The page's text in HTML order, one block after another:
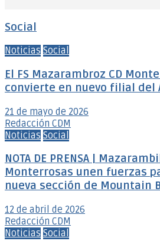
Social
Noticias Social
El FS Mazarambroz CD
convierte en nuevo filial del
21 de mayo de 2026
Redacción CDM
Noticias Social
NOTA DE PRENSA |
Monterrosas unen fuerzas
nueva sección de Mountain
12 de abril de 2026
Redacción CDM
Noticias Social